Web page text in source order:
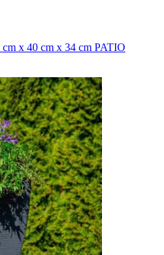
x 40 cm x 34 cm PATIO